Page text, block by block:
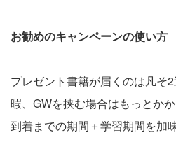
お勧めのキャンペーンの使い方
プレゼント書籍が届くのは凡そ
暇、GWを挟む場合はもっとか
到着までの期間＋学習期間を加